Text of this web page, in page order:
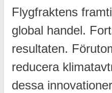
Flygfraktens
global handel.
resultaten.
reducera
dessa